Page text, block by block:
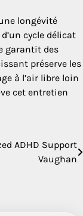
longévité
cycle délicat
garantit des
préserve les
à l’air libre loin
cet entretien
ADHD Support
Vaughan